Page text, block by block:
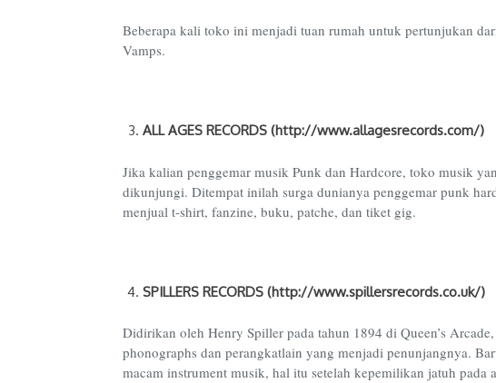
Beberapa kali toko ini menjadi tuan rumah untuk pertunjukan
Vamps.
ALL AGES RECORDS (http://www.allagesrecords.com/)
Jika kalian penggemar musik Punk dan Hardcore, toko musik
dikunjungi. Ditempat inilah surga dunianya penggemar punk
menjual t-shirt, fanzine, buku, patche, dan tiket gig.
SPILLERS RECORDS (http://www.spillersrecords.co.uk/)
Didirikan oleh Henry Spiller pada tahun 1894 di Queen’s
phonographs dan perangkatlain yang menjadi penunjangnya.
macam instrument musik, hal itu setelah kepemilikan jatuh